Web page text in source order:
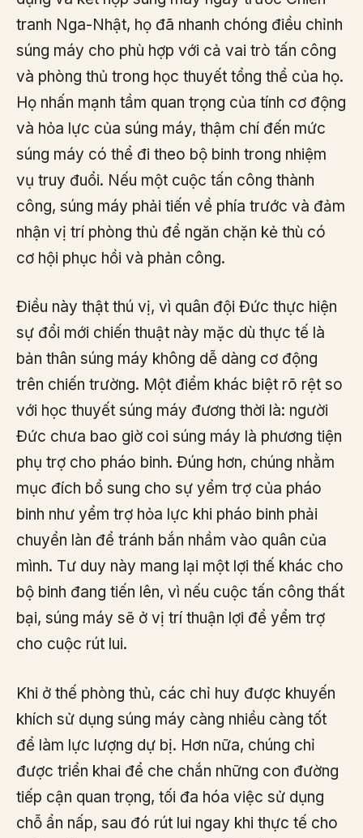
tranh Nga-Nhật, họ đã nhanh chóng điều chỉnh
súng máy cho phù hợp với cả vai trò tấn công
và phòng thủ trong học thuyết tổng thể của họ.
Họ nhấn mạnh tầm quan trọng của tính cơ động
và hỏa lực của súng máy, thậm chí đến mức
súng máy có thể đi theo bộ binh trong nhiệm
vụ truy đuổi. Nếu một cuộc tấn công thành
công, súng máy phải tiến về phía trước và đảm
nhận vị trí phòng thủ để ngăn chặn kẻ thù có
cơ hội phục hồi và phản công.
Điều này thật thú vị, vì quân đội Đức thực hiện
sự đổi mới chiến thuật này mặc dù thực tế là
bản thân súng máy không dễ dàng cơ động
trên chiến trường. Một điểm khác biệt rõ rệt so
với học thuyết súng máy đương thời là: người
Đức chưa bao giờ coi súng máy là phương tiện
phụ trợ cho pháo binh. Đúng hơn, chúng nhằm
mục đích bổ sung cho sự yểm trợ của pháo
binh như yểm trợ hỏa lực khi pháo binh phải
chuyển làn để tránh bắn nhầm vào quân của
mình. Tư duy này mang lại một lợi thế khác cho
bộ binh đang tiến lên, vì nếu cuộc tấn công thất
bại, súng máy sẽ ở vị trí thuận lợi để yểm trợ
cho cuộc rút lui.
Khi ở thế phòng thủ, các chỉ huy được khuyến
khích sử dụng súng máy càng nhiều càng tốt
để làm lực lượng dự bị. Hơn nữa, chúng chỉ
được triển khai để che chắn những con đường
tiếp cận quan trọng, tối đa hóa việc sử dụng
chỗ ẩn nấp, sau đó rút lui ngay khi thực tế cho